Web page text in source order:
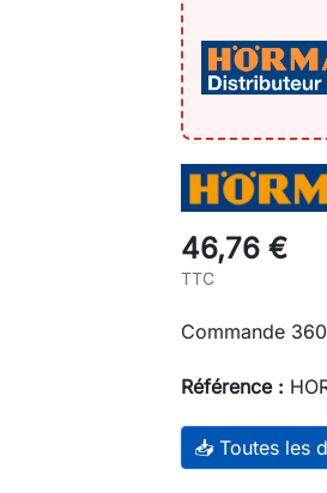
46,76 €
TTC
Commande 360
Référence :
📥 Toutes les